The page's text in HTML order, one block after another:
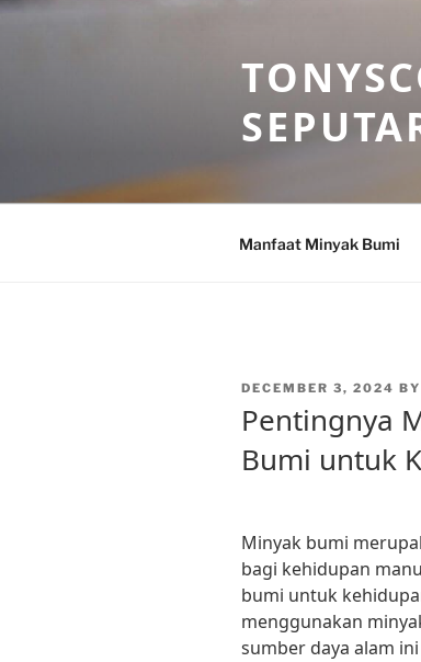
Skip
Manfaat Minyak Bumi
POSTED
DECEMBER 3, 2024 BY
Pentingnya
Bumi untuk
Minyak bumi
bagi kehidupan
bumi untuk
menggunakan
sumber daya alam